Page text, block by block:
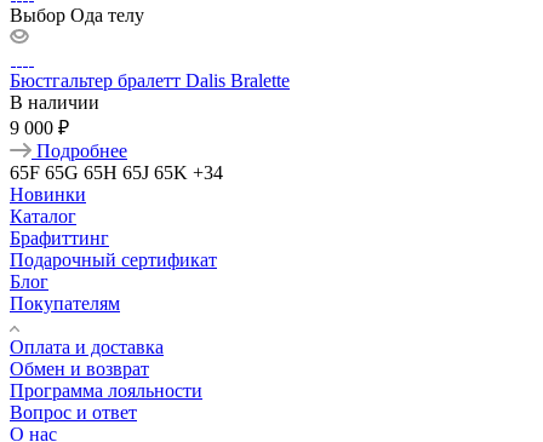
Выбор Ода телу
Бюстгальтер бралетт Dalis Bralette
В наличии
9 000 ₽
Подробнее
65F 65G 65H 65J 65K +34
Новинки
Каталог
Брафиттинг
Подарочный сертификат
Блог
Покупателям
Оплата и доставка
Обмен и возврат
Программа лояльности
Вопрос и ответ
О нас